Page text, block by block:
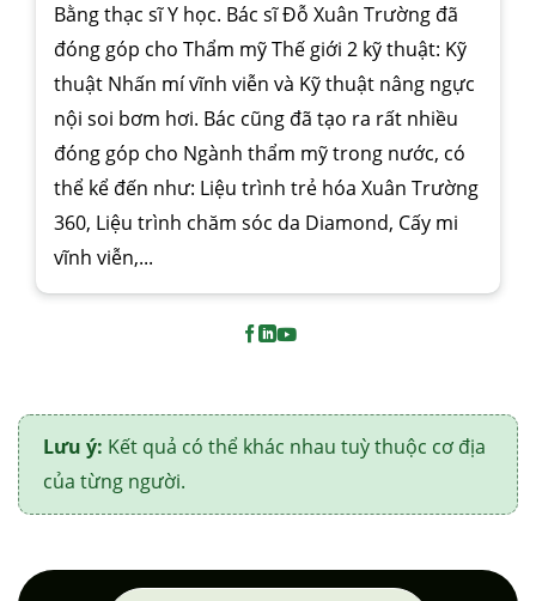
Bằng thạc sĩ Y học. Bác sĩ Đỗ Xuân Trường đã
đóng góp cho Thẩm mỹ Thế giới 2 kỹ thuật: Kỹ
thuật Nhấn mí vĩnh viễn và Kỹ thuật nâng ngực
nội soi bơm hơi. Bác cũng đã tạo ra rất nhiều
đóng góp cho Ngành thẩm mỹ trong nước, có
thể kể đến như: Liệu trình trẻ hóa Xuân Trường
360, Liệu trình chăm sóc da Diamond, Cấy mi
vĩnh viễn,...
Lưu ý: Kết quả có thể khác nhau tuỳ thuộc cơ địa
của từng người.